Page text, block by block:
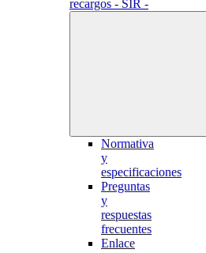
recargos - SIR -
Normativa
y
especificaciones
Preguntas
y
respuestas
frecuentes
Enlace